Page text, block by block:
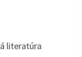
literatúra